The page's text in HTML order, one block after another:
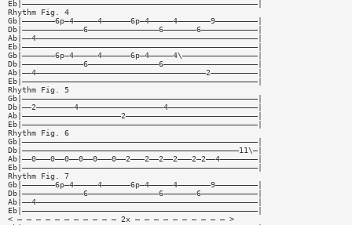
Eb|——————————————————————————————————————————————————|
Rhythm Fig. 4
Gb|———————6p—4—————4——————6p—4—————4———————9—————————|
Db|—————————————6———————————————6———————6————————————|
Ab|——4———————————————————————————————————————————————|
Eb|——————————————————————————————————————————————————|
Gb|———————6p—4—————4——————6p—4—————4\————————————————|
Db|—————————————6———————————————6————————————————————|
Ab|——4————————————————————————————————————2——————————|
Eb|——————————————————————————————————————————————————|
Rhythm Fig. 5
Gb|——————————————————————————————————————————————————|
Db|——2————————4——————————————————4———————————————————|
Ab|—————————————————————2————————————————————————————|
Eb|——————————————————————————————————————————————————|
Rhythm Fig. 6
Gb|——————————————————————————————————————————————————|
Db|——————————————————————————————————————————————11\—|
Ab|——0———0——0——0——0———0——2———2——2——2———2—2——4————————|
Eb|——————————————————————————————————————————————————|
Rhythm Fig. 7
Gb|———————6p—4—————4——————6p—4—————4———————9—————————|
Db|—————————————6———————————————6———————6————————————|
Ab|——4———————————————————————————————————————————————|
Eb|——————————————————————————————————————————————————|
< — — — — — — — — — — — 2x — — — — — — — — — — >